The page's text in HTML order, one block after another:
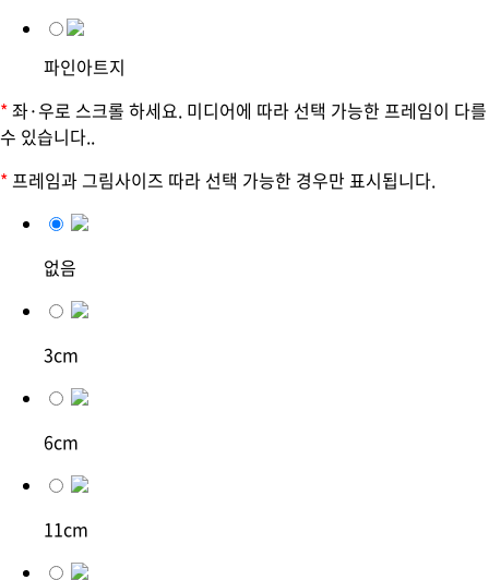
파인아트지
*좌·우로 스크롤 하세요. 미디어에 따라 선택 가능한 프레임이 다를
수 있습니다..
*프레임과 그림사이즈 따라 선택 가능한 경우만 표시됩니다.
없음
3cm
6cm
11cm